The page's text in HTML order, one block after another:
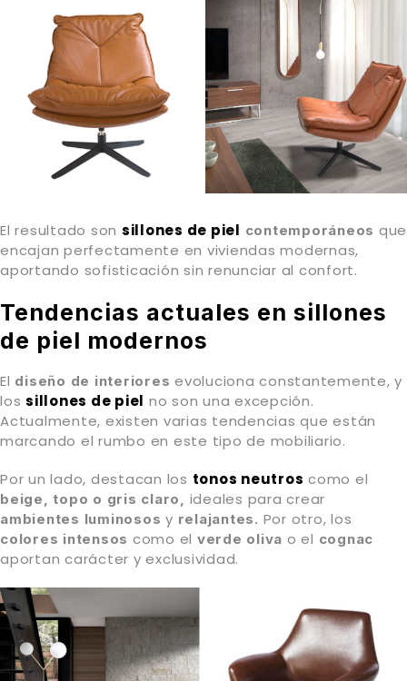
El resultado son sillones de piel contemporáneos que
encajan perfectamente en viviendas modernas,
aportando sofisticación sin renunciar al confort.
Tendencias actuales en sillones
de piel modernos
El diseño de interiores evoluciona constantemente, y
los sillones de piel no son una excepción.
Actualmente, existen varias tendencias que están
marcando el rumbo en este tipo de mobiliario.
Por un lado, destacan los tonos neutros como el
beige, topo o gris claro, ideales para crear
ambientes luminosos y relajantes. Por otro, los
colores intensos como el verde oliva o el cognac
aportan carácter y exclusividad.